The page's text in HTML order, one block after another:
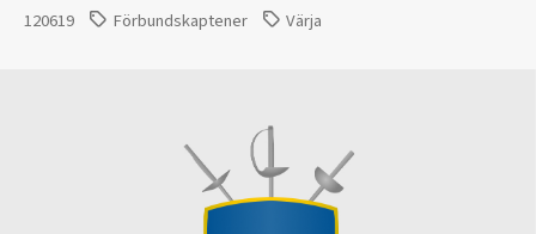
120619 Förbundskaptener Värja